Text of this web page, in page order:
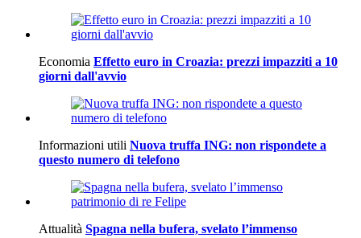
Economia Effetto euro in Croazia: prezzi impazziti a 10
giorni dall'avvio
Informazioni utili Nuova truffa ING: non rispondete a
questo numero di telefono
Attualità Spagna nella bufera, svelato l’immenso